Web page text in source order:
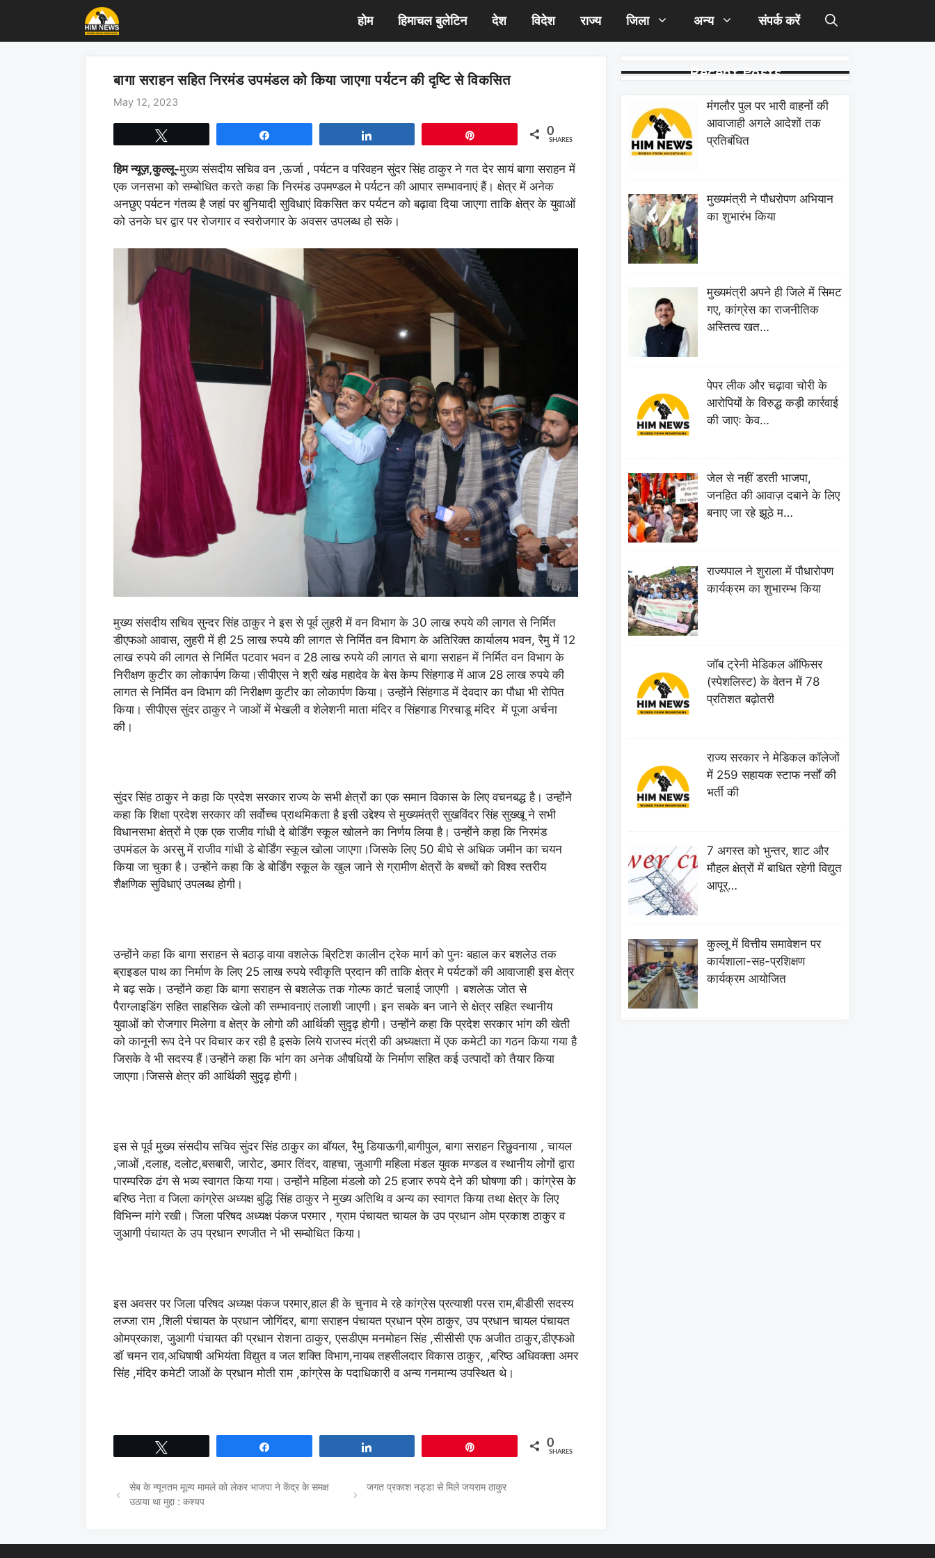
content
होम हिमाचल बुलेटिन देश विदेश राज्य जिला अन्य संपर्क करें
बागा सराहन सहित निरमंड उपमंडल को किया जाएगा पर्यटन की दृष्टि से विकसित
May 12, 2023
0
SHARES
हिम न्यूज़,कुल्लू-मुख्य संसदीय सचिव वन ,ऊर्जा , पर्यटन व परिवहन सुंदर सिंह ठाकुर ने गत देर सायं बागा सराहन में
एक जनसभा को सम्बोधित करते कहा कि निरमंड उपमण्डल मे पर्यटन की आपार सम्भावनाएं हैं। क्षेत्र में अनेक
अनछुए पर्यटन गंतव्य है जहां पर बुनियादी सुविधाएं विकसित कर पर्यटन को बढ़ावा दिया जाएगा ताकि क्षेत्र के युवाओं
को उनके घर द्वार पर रोजगार व स्वरोजगार के अवसर उपलब्ध हो सके।
मुख्य संसदीय सचिव सुन्दर सिंह ठाकुर ने इस से पूर्व लुहरी में वन विभाग के 30 लाख रुपये की लागत से निर्मित
डीएफओ आवास, लुहरी में ही 25 लाख रुपये की लागत से निर्मित वन विभाग के अतिरिक्त कार्यालय भवन, रैमु में 12
लाख रुपये की लागत से निर्मित पटवार भवन व 28 लाख रुपये की लागत से बागा सराहन में निर्मित वन विभाग के
निरीक्षण कुटीर का लोकार्पण किया।सीपीएस ने श्री खंड महादेव के बेस केम्प सिंहगाड में आज 28 लाख रुपये की
लागत से निर्मित वन विभाग की निरीक्षण कुटीर का लोकार्पण किया। उन्होंने सिंहगाड में देवदार का पौधा भी रोपित
किया। सीपीएस सुंदर ठाकुर ने जाओं में भेखली व शेलेशनी माता मंदिर व सिंहगाड गिरचाडू मंदिर में पूजा अर्चना
की।
सुंदर सिंह ठाकुर ने कहा कि प्रदेश सरकार राज्य के सभी क्षेत्रों का एक समान विकास के लिए वचनबद्ध है। उन्होंने
कहा कि शिक्षा प्रदेश सरकार की सर्वोच्च प्राथमिकता है इसी उद्देश्य से मुख्यमंत्री सुखविंदर सिंह सुख्खू ने सभी
विधानसभा क्षेत्रों मे एक एक राजीव गांधी दे बोर्डिंग स्कूल खोलने का निर्णय लिया है। उन्होंने कहा कि निरमंड
उपमंडल के अरसु में राजीव गांधी डे बोर्डिंग स्कूल खोला जाएगा।जिसके लिए 50 बीघे से अधिक जमीन का चयन
किया जा चुका है। उन्होंने कहा कि डे बोर्डिंग स्कूल के खुल जाने से ग्रामीण क्षेत्रों के बच्चों को विश्व स्तरीय
शैक्षणिक सुविधाएं उपलब्ध होगी।
उन्होंने कहा कि बागा सराहन से बठाड़ वाया वशलेऊ ब्रिटिश कालीन ट्रेक मार्ग को पुनः बहाल कर बशलेउ तक
ब्राइडल पाथ का निर्माण के लिए 25 लाख रुपये स्वीकृति प्रदान की ताकि क्षेत्र मे पर्यटकों की आवाजाही इस क्षेत्र
मे बढ़ सके। उन्होंने कहा कि बागा सराहन से बशलेऊ तक गोल्फ कार्ट चलाई जाएगी । बशलेऊ जोत से
पैराग्लाइडिंग सहित साहसिक खेलो की सम्भावनाएं तलाशी जाएगी। इन सबके बन जाने से क्षेत्र सहित स्थानीय
युवाओं को रोजगार मिलेगा व क्षेत्र के लोगो की आर्थिकी सुदृढ़ होगी। उन्होंने कहा कि प्रदेश सरकार भांग की खेती
को कानूनी रूप देने पर विचार कर रही है इसके लिये राजस्व मंत्री की अध्यक्षता में एक कमेटी का गठन किया गया है
जिसके वे भी सदस्य हैं।उन्होंने कहा कि भांग का अनेक औषधियों के निर्माण सहित कई उत्पादों को तैयार किया
जाएगा।जिससे क्षेत्र की आर्थिकी सुदृढ़ होगी।
इस से पूर्व मुख्य संसदीय सचिव सुंदर सिंह ठाकुर का बॉयल, रैमु डियाऊगी,बागीपुल, बागा सराहन रिछुवनाया , चायल
,जाओं ,दलाह, दलोट,बसबारी, जारोट, डमार तिंदर, वाहचा, जुआगी महिला मंडल युवक मण्डल व स्थानीय लोगों द्वारा
पारम्परिक ढंग से भव्य स्वागत किया गया। उन्होंने महिला मंडलो को 25 हजार रुपये देने की घोषणा की। कांग्रेस के
बरिष्ठ नेता व जिला कांग्रेस अध्यक्ष बुद्धि सिंह ठाकुर ने मुख्य अतिथि व अन्य का स्वागत किया तथा क्षेत्र के लिए
विभिन्न मांगे रखी। जिला परिषद अध्यक्ष पंकज परमार , ग्राम पंचायत चायल के उप प्रधान ओम प्रकाश ठाकुर व
जुआगी पंचायत के उप प्रधान रणजीत ने भी सम्बोधित किया।
इस अवसर पर जिला परिषद अध्यक्ष पंकज परमार,हाल ही के चुनाव मे रहे कांग्रेस प्रत्याशी परस राम,बीडीसी सदस्य
लज्जा राम ,शिली पंचायत के प्रधान जोगिंदर, बागा सराहन पंचायत प्रधान प्रेम ठाकुर, उप प्रधान चायल पंचायत
ओमप्रकाश, जुआगी पंचायत की प्रधान रोशना ठाकुर, एसडीएम मनमोहन सिंह ,सीसीसी एफ अजीत ठाकुर,डीएफओ
डॉ चमन राव,अधिषाषी अभियंता विद्युत व जल शक्ति विभाग,नायब तहसीलदार विकास ठाकुर, ,बरिष्ठ अधिवक्ता अमर
सिंह ,मंदिर कमेटी जाओं के प्रधान मोती राम ,कांग्रेस के पदाधिकारी व अन्य गनमान्य उपस्थित थे।
0
SHARES
सेब के न्यूनतम मूल्य मामले को लेकर भाजपा ने केंद्र के समक्ष
उठाया था मुद्दा : कश्यप
जगत प्रकाश नड्डा से मिले जयराम ठाकुर
Recent Posts
मंगलौर पुल पर भारी वाहनों की
आवाजाही अगले आदेशों तक
प्रतिबंधित
मुख्यमंत्री ने पौधरोपण अभियान
का शुभारंभ किया
मुख्यमंत्री अपने ही जिले में सिमट
गए, कांग्रेस का राजनीतिक
अस्तित्व खत…
पेपर लीक और चढ़ावा चोरी के
आरोपियों के विरुद्ध कड़ी कार्रवाई
की जाएः केव…
जेल से नहीं डरती भाजपा,
जनहित की आवाज़ दबाने के लिए
बनाए जा रहे झूठे म…
राज्यपाल ने शुराला में पौधारोपण
कार्यक्रम का शुभारम्भ किया
जॉब ट्रेनी मेडिकल ऑफिसर
(स्पेशलिस्ट) के वेतन में 78
प्रतिशत बढ़ोतरी
राज्य सरकार ने मेडिकल कॉलेजों
में 259 सहायक स्टाफ नर्सों की
भर्ती की
7 अगस्त को भुन्तर, शाट और
मौहल क्षेत्रों में बाधित रहेगी विद्युत
आपूर्…
कुल्लू में वित्तीय समावेशन पर
कार्यशाला-सह-प्रशिक्षण
कार्यक्रम आयोजित